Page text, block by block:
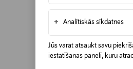
+ Analītiskās sīkdatnes
Jūs varat atsaukt savu
iestatīšanas panelī, kuru